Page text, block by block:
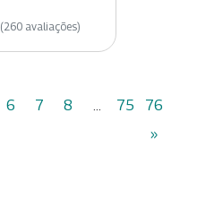
(260 avaliações)
6 7 8 ... 75
76
»